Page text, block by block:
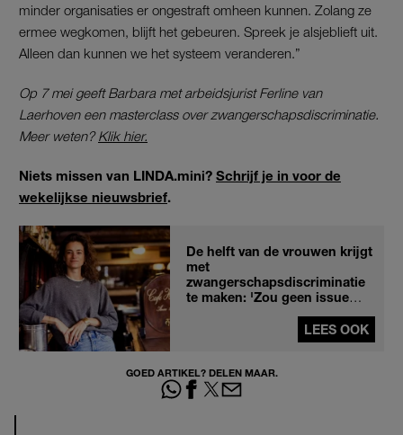
minder organisaties er ongestraft omheen kunnen. Zolang ze
ermee wegkomen, blijft het gebeuren. Spreek je alsjeblieft uit.
Alleen dan kunnen we het systeem veranderen.”
Op 7 mei geeft Barbara met arbeidsjurist Ferline van
Laerhoven een masterclass over zwangerschapsdiscriminatie.
Meer weten?Klik hier.
Niets missen van LINDA.mini? Schrijf je in voor de
wekelijkse nieuwsbrief.
De helft van de vrouwen krijgt
met
zwangerschapsdiscriminatie
te maken: 'Zou geen issue
LEES OOK
GOED ARTIKEL? DELEN MAAR.